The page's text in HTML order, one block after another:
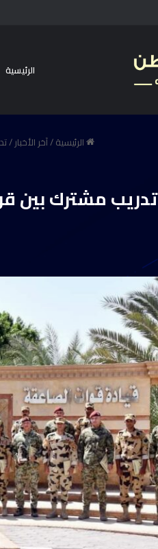
الرئيسية
الرئيسية/آخر الأخبار/
تدريب مشترك بين